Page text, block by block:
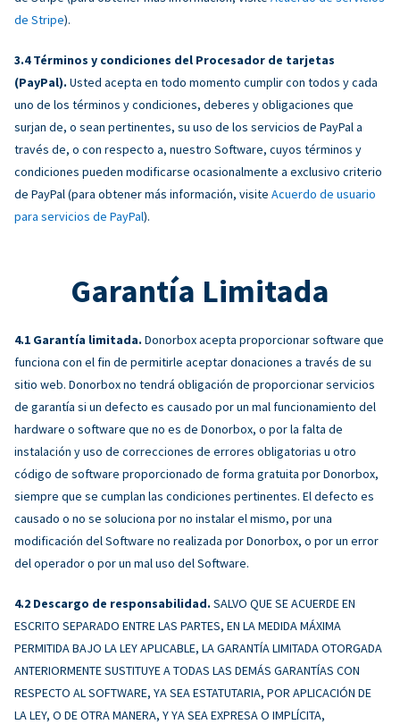
de Stripe).
Términos y condiciones del Procesador de tarjetas
(PayPal). Usted acepta en todo momento cumplir con todos y cada
uno de los términos y condiciones, deberes y obligaciones que
surjan de, o sean pertinentes, su uso de los servicios de PayPal a
través de, o con respecto a, nuestro Software, cuyos términos y
condiciones pueden modificarse ocasionalmente a exclusivo criterio
de PayPal (para obtener más información, visite Acuerdo de usuario
para servicios de PayPal).
Garantía Limitada
Garantía limitada. Donorbox acepta proporcionar software que
funciona con el fin de permitirle aceptar donaciones a través de su
sitio web. Donorbox no tendrá obligación de proporcionar servicios
de garantía si un defecto es causado por un mal funcionamiento del
hardware o software que no es de Donorbox, o por la falta de
instalación y uso de correcciones de errores obligatorias u otro
código de software proporcionado de forma gratuita por Donorbox,
siempre que se cumplan las condiciones pertinentes. El defecto es
causado o no se soluciona por no instalar el mismo, por una
modificación del Software no realizada por Donorbox, o por un error
del operador o por un mal uso del Software.
Descargo de responsabilidad. SALVO QUE SE ACUERDE EN
ESCRITO SEPARADO ENTRE LAS PARTES, EN LA MEDIDA MÁXIMA
PERMITIDA BAJO LA LEY APLICABLE, LA GARANTÍA LIMITADA OTORGADA
ANTERIORMENTE SUSTITUYE A TODAS LAS DEMÁS GARANTÍAS CON
RESPECTO AL SOFTWARE, YA SEA ESTATUTARIA, POR APLICACIÓN DE
LA LEY, O DE OTRA MANERA, Y YA SEA EXPRESA O IMPLÍCITA,